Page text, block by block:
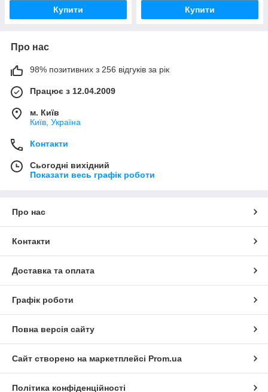
Купити Купити
Про нас
98% позитивних з 256 відгуків за рік
Працює з 12.04.2009
м. Київ
Київ, Україна
Контакти
Сьогодні вихідний
Показати весь графік роботи
Про нас
Контакти
Доставка та оплата
Графік роботи
Повна версія сайту
Сайт створено на маркетплейсі Prom.ua
Політика конфіденційності